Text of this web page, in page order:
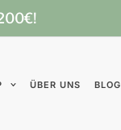
ÜBER UNS BLOG